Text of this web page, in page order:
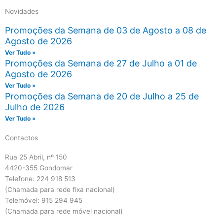
Novidades
Promoções da Semana de 03 de Agosto a 08 de
Agosto de 2026
Ver Tudo »
Promoções da Semana de 27 de Julho a 01 de
Agosto de 2026
Ver Tudo »
Promoções da Semana de 20 de Julho a 25 de
Julho de 2026
Ver Tudo »
Contactos
Rua 25 Abril, nº 150
4420-355 Gondomar
Telefone: 224 918 513
(Chamada para rede fixa nacional)
Telemóvel: 915 294 945
(Chamada para rede móvel nacional)